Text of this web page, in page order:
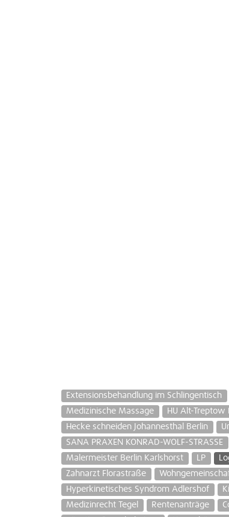
Extensionsbehandlung im Schlingentisch
Medizinische Massage
HU Alt-Treptow
Hecke schneiden Johannesthal Berlin
SANA PRAXEN KONRAD-WOLF-STRASSE
Malermeister Berlin Karlshorst
LP
Zahnarzt Florastraße
Hyperkinetisches Syndrom Adlershof
Medizinrecht Tegel
Rentenanträge